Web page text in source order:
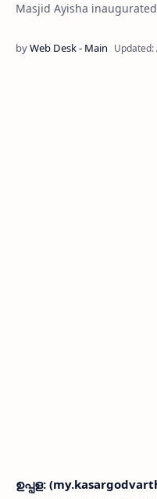
Masjid Ayisha inaugurated
ഉപ്പള: